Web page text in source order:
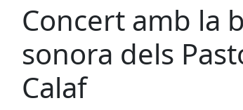
Concert amb la
sonora dels
Calaf